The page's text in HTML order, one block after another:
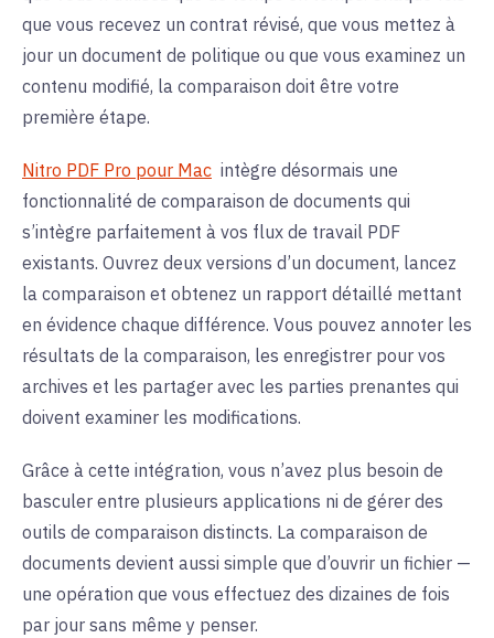
que vous recevez un contrat révisé, que vous mettez à
jour un document de politique ou que vous examinez un
contenu modifié, la comparaison doit être votre
première étape.
Nitro PDF Pro pour Mac intègre désormais une
fonctionnalité de comparaison de documents qui
s’intègre parfaitement à vos flux de travail PDF
existants. Ouvrez deux versions d’un document, lancez
la comparaison et obtenez un rapport détaillé mettant
en évidence chaque différence. Vous pouvez annoter les
résultats de la comparaison, les enregistrer pour vos
archives et les partager avec les parties prenantes qui
doivent examiner les modifications.
Grâce à cette intégration, vous n’avez plus besoin de
basculer entre plusieurs applications ni de gérer des
outils de comparaison distincts. La comparaison de
documents devient aussi simple que d’ouvrir un fichier —
une opération que vous effectuez des dizaines de fois
par jour sans même y penser.